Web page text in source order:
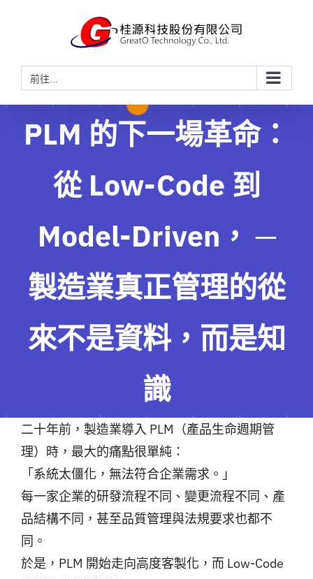
前往...
PLM 的下一場革命：
從 Low-Code 到
Model-Driven， ─
製造業真正管理的從
來不是資料，而是知
識
二十年前，製造業導入 PLM（產品生命週期管
理）時，最大的痛點很單純：
「系統太僵化，無法符合企業需求。」
每一家企業的研發流程不同、變更流程不同、產
品結構不同，甚至品質管理與法規要求也都不
同。
於是，PLM 開始走向高度客製化，而 Low-Code